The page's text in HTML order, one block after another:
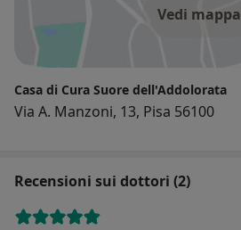
Vedi mappa
Casa di Cura Suore dell'Addolorata
Via A. Manzoni, 13, Pisa 56100
Recensioni sui dottori (2)